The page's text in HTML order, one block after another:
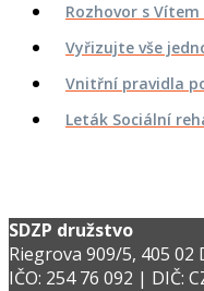
Rozhovor s
Vyřizujte vše
Vnitřní pravidla
Leták Sociální
SDZP družstvo
Riegrova 909/5, 405 02
IČO: 254 76 092 | DIČ: